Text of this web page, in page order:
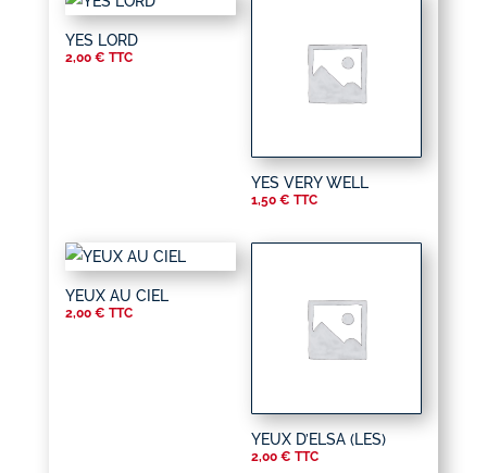
YES LORD
2,00 € TTC
YES VERY WELL
1,50 € TTC
YEUX AU CIEL
2,00 € TTC
YEUX D’ELSA (LES)
2,00 € TTC